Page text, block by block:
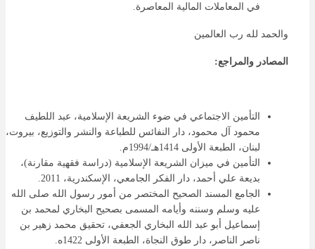
في المعاملات المالية المعاصرة.
والحمد لله رب العالمين
المصادر والمراجع:
التأمين الاجتماعي في ضوء الشريعة الإسلامية، عبد اللطيف
محمود آل محمود، دار النفائس للطباعة والنشر والتوزيع، بيروت،
لبنان، الطبعة الأولى 1414هـ/1994م.
التأمين في ميزان الشريعة الإسلامية (دراسة فقهية مقارنة)،
بديعة علي أحمد، دار الفكر الجامعي، الإسكندرية، 2011.
الجامع المسند الصحيح المختصر من أمور رسول الله صلى الله
عليه وسلم وسننه وأيامه المسمى بصحيح البخاري لمحمد بن
إسماعيل أبو عبد الله البخاري الجعفي، تحقيق محمد زهير بن
ناصر الناصر، دار طوق النجاة، الطبعة الأولى 1422ه.